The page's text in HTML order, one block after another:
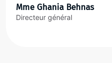
Mme Ghania Behnas
Directeur général